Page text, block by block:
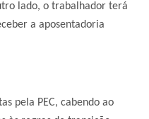
lado, o trabalhador terá
a aposentadoria
pela PEC, cabendo ao